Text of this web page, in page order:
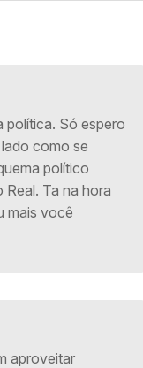
política. Só espero
como se
político
Ta na hora
mais você
aproveitar